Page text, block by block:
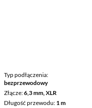
Typ podłączenia
bezprzewodowy
Złącze 6,3 mm, XLR
Długość przewodu 1 m